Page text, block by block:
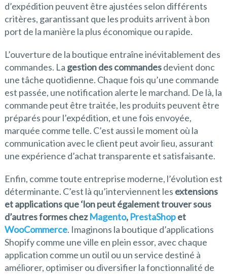
d’expédition peuvent être ajustées selon différents
critères, garantissant que les produits arrivent à bon
port de la manière la plus économique ou rapide.
L’ouverture de la boutique entraîne inévitablement des
commandes. La gestion des commandesdevient donc
une tâche quotidienne. Chaque fois qu’une commande
est passée, une notification alerte le marchand. De là, la
commande peut être traitée, les produits peuvent être
préparés pour l’expédition, et une fois envoyée,
marquée comme telle. C’est aussi le moment où la
communication avec le client peut avoir lieu, assurant
une expérience d’achat transparente et satisfaisante.
Enfin, comme toute entreprise moderne, l’évolution est
déterminante. C’est là qu’interviennent les extensions
et applications que ‘lon peut également trouver sous
d’autres formes chezMagento, PrestaShopet
WooCommerce. Imaginons la boutique d’applications
Shopify comme une ville en plein essor, avec chaque
application comme un outil ou un service destiné à
améliorer, optimiser ou diversifier la fonctionnalité de